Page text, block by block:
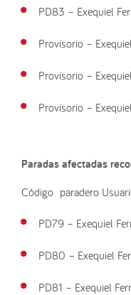
PD83 – Exequiel
Provisorio –
Provisorio –
Provisorio –
Paradas afectadas
Código paradero
PD79 – Exequiel
PD80 – Exequiel
PD81 – Exequiel